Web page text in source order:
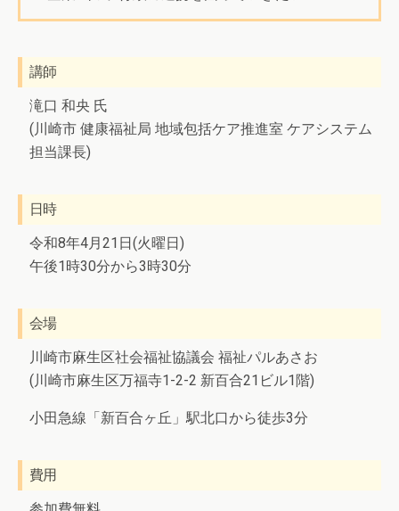
講師
滝口 和央 氏
(川崎市 健康福祉局 地域包括ケア推進室 ケアシステム
担当課長)
日時
令和8年4月21日(火曜日)
午後1時30分から3時30分
会場
川崎市麻生区社会福祉協議会 福祉パルあさお
(川崎市麻生区万福寺1-2-2 新百合21ビル1階)
小田急線「新百合ヶ丘」駅北口から徒歩3分
費用